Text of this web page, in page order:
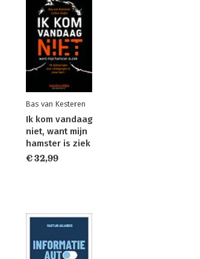
Bas van Kesteren
Ik kom vandaag
niet, want mijn
hamster is ziek
€ 32,99